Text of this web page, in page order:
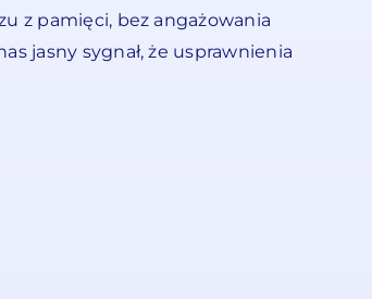
z pamięci, bez angażowania
jasny sygnał, że usprawnienia